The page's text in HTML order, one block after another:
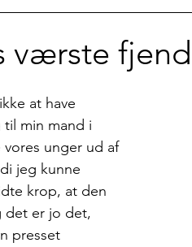
værste
at have
min mand i
vores unger ud af
jeg kunne
krop, at den
det er jo det,
presset